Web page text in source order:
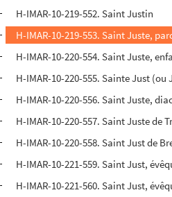
H-IMAR-10-219-552. Saint Justin
H-IMAR-10-219-553. Saint Juste,
H-IMAR-10-220-554. Saint Juste,
H-IMAR-10-220-555. Sainte Just
H-IMAR-10-220-556. Saint Juste,
H-IMAR-10-220-557. Saint Juste de
H-IMAR-10-220-558. Saint Just de
H-IMAR-10-221-559. Saint Just,
H-IMAR-10-221-560. Saint Just,